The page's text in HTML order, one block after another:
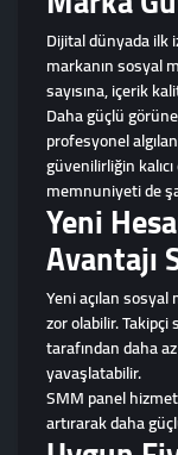
Dijital dünyada ilk
markanın sosyal
sayısına, içerik
Daha güçlü
profesyonel
güvenilirliğin
memnuniyeti de
Yeni
Avantajı
Yeni açılan
zor olabilir. Takipçi
tarafından daha
yavaşlatabilir.
SMM panel
artırarak daha